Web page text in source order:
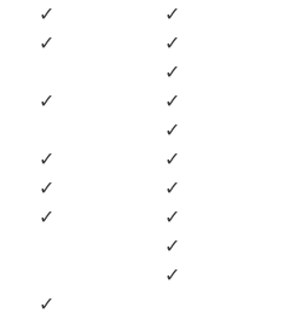
✓
✓
✓
✓
✓
✓
✓
✓
✓
✓
✓
✓
✓
✓
✓
✓
✓